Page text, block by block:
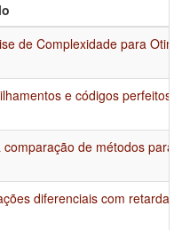
de Complexidade para
e códigos perfeitos
comparação de métodos
diferenciais com